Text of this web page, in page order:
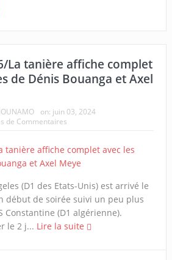
La tanière affiche complet
de Dénis Bouanga et Axel
on: juin 03, 2024
de Commentaires
(D1 des Etats-Unis) est arrivé le
début de soirée suivi un peu plus
Constantine (D1 algérienne).
le 2 j... Lire la suite